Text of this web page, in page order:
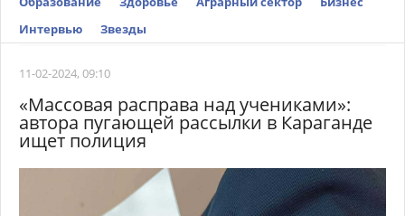
Интервью
Звезды
11-02-2024, 09:10
«Массовая расправа над учениками»:
автора пугающей рассылки в Караганде
ищет полиция